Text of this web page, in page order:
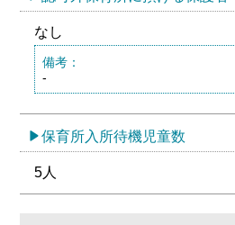
なし
備考：
-
保育所入所待機児童数
5人